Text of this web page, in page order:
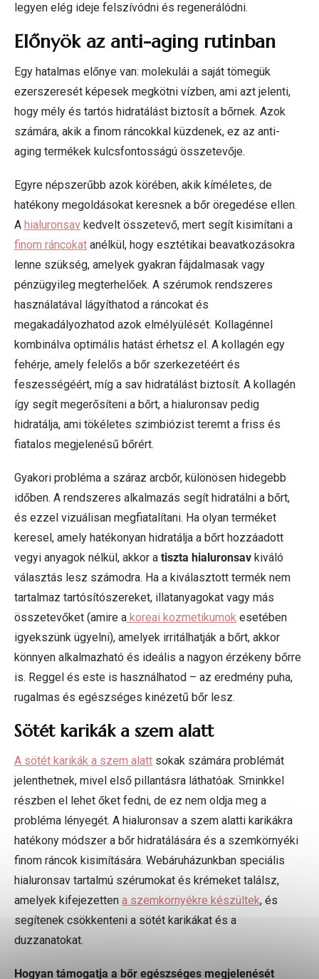
legyen elég ideje felszívódni és regenerálódni.
Előnyök az anti-aging rutinban
Egy hatalmas előnye van: molekulái a saját tömegük
ezerszeresét képesek megkötni vízben, ami azt jelenti,
hogy mély és tartós hidratálást biztosít a bőrnek. Azok
számára, akik a finom ráncokkal küzdenek, ez az anti-
aging termékek kulcsfontosságú összetevője.
Egyre népszerűbb azok körében, akik kíméletes, de
hatékony megoldásokat keresnek a bőr öregedése ellen.
A hialuronsav kedvelt összetevő, mert segít kisimítani a
finom ráncokat anélkül, hogy esztétikai beavatkozásokra
lenne szükség, amelyek gyakran fájdalmasak vagy
pénzügyileg megterhelőek. A szérumok rendszeres
használatával lágyíthatod a ráncokat és
megakadályozhatod azok elmélyülését. Kollagénnel
kombinálva optimális hatást érhetsz el. A kollagén egy
fehérje, amely felelős a bőr szerkezetéért és
feszességéért, míg a sav hidratálást biztosít. A kollagén
így segít megerősíteni a bőrt, a hialuronsav pedig
hidratálja, ami tökéletes szimbiózist teremt a friss és
fiatalos megjelenésű bőrért.
Gyakori probléma a száraz arcbőr, különösen hidegebb
időben. A rendszeres alkalmazás segít hidratálni a bőrt,
és ezzel vizuálisan megfiatalítani. Ha olyan terméket
keresel, amely hatékonyan hidratálja a bőrt hozzáadott
vegyi anyagok nélkül, akkor a tiszta hialuronsav kiváló
választás lesz számodra. Ha a kiválasztott termék nem
tartalmaz tartósítószereket, illatanyagokat vagy más
összetevőket (amire a koreai kozmetikumok esetében
igyekszünk ügyelni), amelyek irritálhatják a bőrt, akkor
könnyen alkalmazható és ideális a nagyon érzékeny bőrre
is. Reggel és este is használhatod – az eredmény puha,
rugalmas és egészséges kinézetű bőr lesz.
Sötét karikák a szem alatt
A sötét karikák a szem alatt sokak számára problémát
jelenthetnek, mivel első pillantásra láthatóak. Sminkkel
részben el lehet őket fedni, de ez nem oldja meg a
probléma lényegét. A hialuronsav a szem alatti karikákra
hatékony módszer a bőr hidratálására és a szemkörnyéki
finom ráncok kisimítására. Webáruházunkban speciális
hialuronsav tartalmú szérumokat és krémeket találsz,
amelyek kifejezetten a szemkörnyékre készültek, és
segítenek csökkenteni a sötét karikákat és a
duzzanatokat.
Hogyan támogatja a bőr egészséges megjelenését